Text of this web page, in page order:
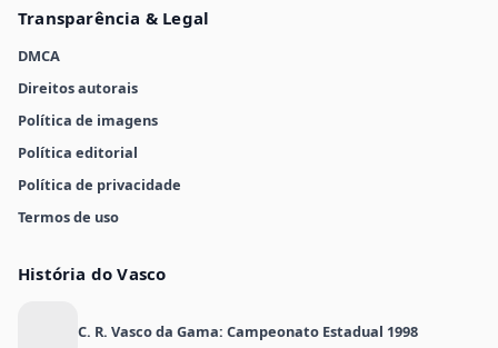
Transparência & Legal
DMCA
Direitos autorais
Política de imagens
Política editorial
Política de privacidade
Termos de uso
História do Vasco
C. R. Vasco da Gama: Campeonato Estadual 1998